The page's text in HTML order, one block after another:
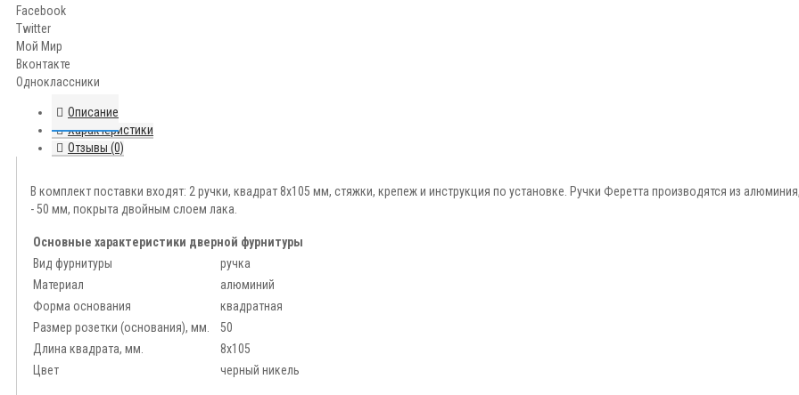
Facebook
Twitter
Мой Мир
Вконтакте
Одноклассники
Описание
Характеристики
Отзывы (0)
В комплект поставки входят: 2 ручки, квадрат 8х105 мм, стяжки, крепеж и инструкция по установке. Ручки Феретта производятся из
- 50 мм, покрыта двойным слоем лака.
Основные характеристики дверной фурнитуры
Вид фурнитуры
ручка
Материал
алюминий
Форма основания
квадратная
Размер розетки (основания), мм.
50
Длина квадрата, мм.
8x105
Цвет
черный никель